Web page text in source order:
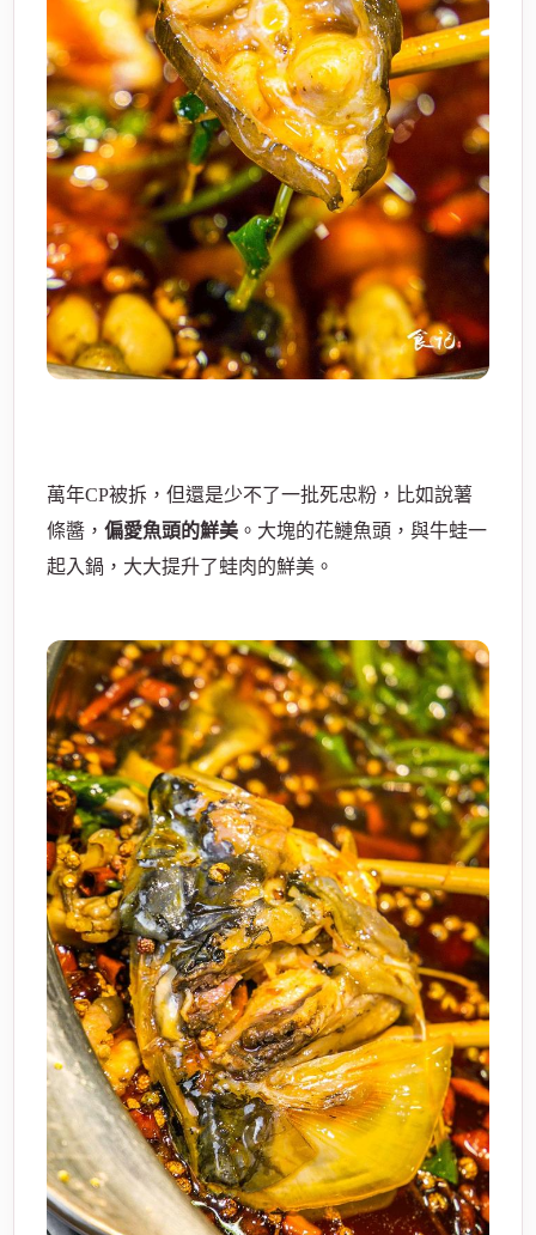
萬年CP被拆，但還是少不了一批死忠粉，比如說薯
條醬， 偏愛魚頭的鮮美 。大塊的花鰱魚頭，與牛蛙一
起入鍋，大大提升了蛙肉的鮮美。